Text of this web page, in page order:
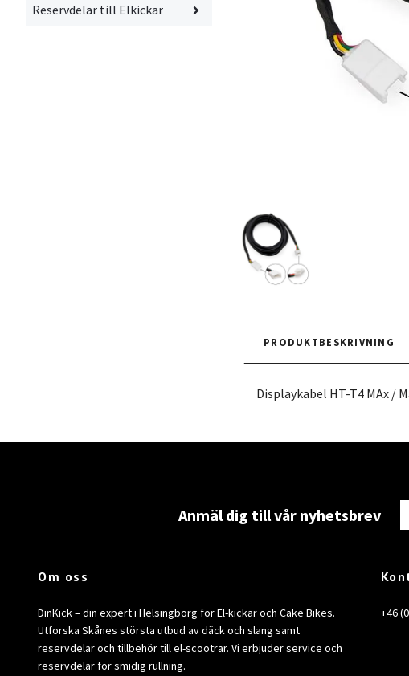
Reservdelar till Elkickar
PRODUKTBESKRIVNING
Displaykabel HT-T4 MAx /
Anmäl dig till vår nyhetsbrev
Om oss
DinKick – din expert i Helsingborg för El-kickar och Cake Bikes.
Utforska Skånes största utbud av däck och slang samt
reservdelar och tillbehör till el-scootrar. Vi erbjuder service och
reservdelar för smidig rullning.
+46